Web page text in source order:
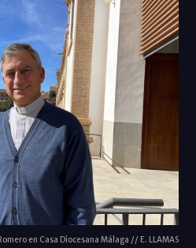
en Casa Diocesana Málaga // E. LLAMAS